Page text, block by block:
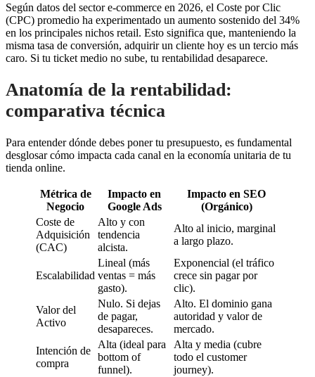
Según datos del sector e-commerce en 2026, el Coste por Clic
(CPC) promedio ha experimentado un aumento sostenido del 34%
en los principales nichos retail. Esto significa que, manteniendo la
misma tasa de conversión, adquirir un cliente hoy es un tercio más
caro. Si tu ticket medio no sube, tu rentabilidad desaparece.
Anatomía de la rentabilidad:
comparativa técnica
Para entender dónde debes poner tu presupuesto, es fundamental
desglosar cómo impacta cada canal en la economía unitaria de tu
tienda online.
Métrica de
Negocio
Impacto en
Google Ads
Impacto en SEO
(Orgánico)
Coste de
Adquisición
(CAC)
Alto y con
tendencia
alcista.
Alto al inicio, marginal
a largo plazo.
Escalabilidad
Lineal (más
ventas = más
gasto).
Exponencial (el tráfico
crece sin pagar por
clic).
Valor del
Activo
Nulo. Si dejas
de pagar,
desapareces.
Alto. El dominio gana
autoridad y valor de
mercado.
Intención de
compra
Alta (ideal para
bottom of
funnel).
Alta y media (cubre
todo el customer
journey).